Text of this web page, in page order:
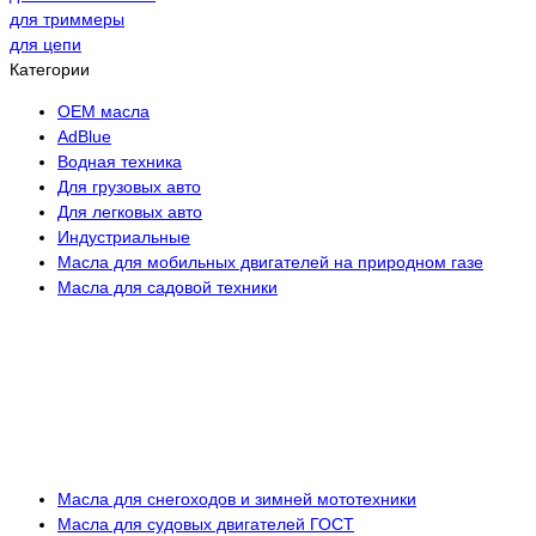
для триммеры
для цепи
Категории
OEM масла
АdBlue
Водная техника
Для грузовых авто
Для легковых авто
Индустриальные
Масла для мобильных двигателей на природном газе
Масла для садовой техники
Масла для снегоходов и зимней мототехники
Масла для судовых двигателей ГОСТ